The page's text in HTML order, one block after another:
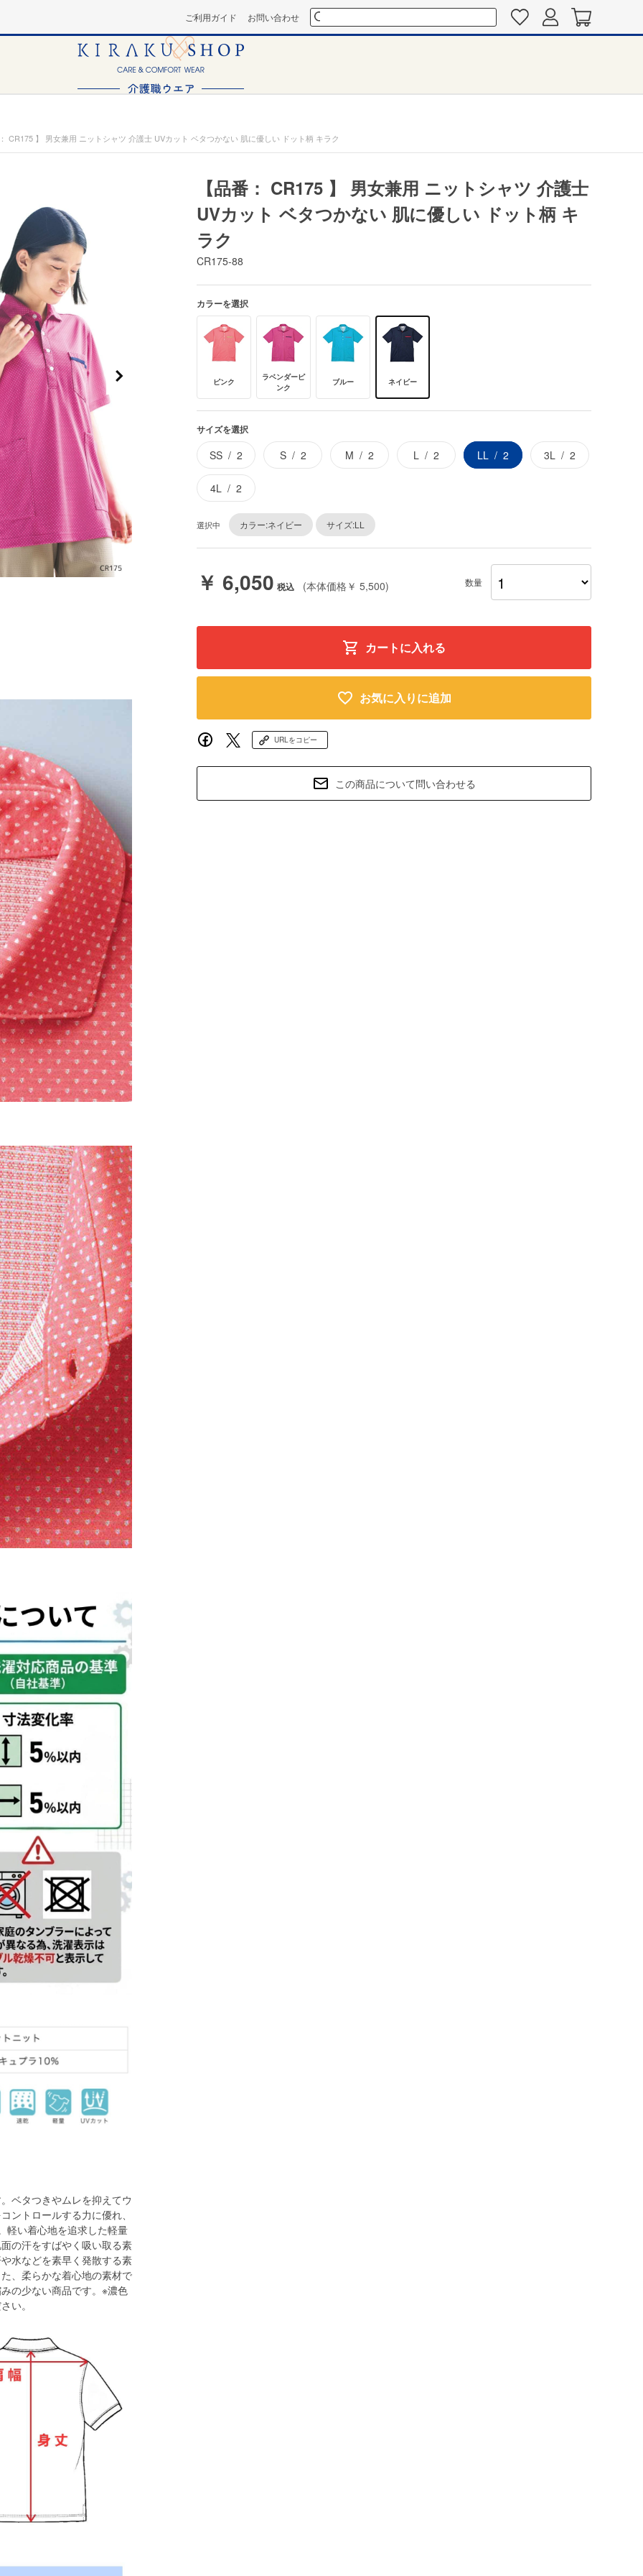
ご利用ガイド お問い合わせ
CR175 】 男女兼用 ニットシャツ 介護士 UVカット ベタつかない 肌に優しい ドット柄 キラク
ベタつきやムレを抑えてウ
ントロールする力に優れ、
軽い着心地を追求した軽量
の汗をすばやく吸い取る素
水などを素早く発散する素
、柔らかな着心地の素材で
の少ない商品です。※濃色
い。
【品番： CR175 】 男女兼用 ニットシャツ 介護士
UVカット ベタつかない 肌に優しい ドット柄 キ
ラク
CR175-88
カラーを選択
ピンク
ラベンダーピ
ンク
ブルー ネイビー
サイズを選択
SS 2 S 2 M 2 L 2 LL 2 3L 2
4L 2
選択中 カラー:ネイビー サイズ:LL
￥ 6,050 (本体価格￥ 5,500) 数量
カートに入れる
お気に入りに追加
URLをコピー
この商品について問い合わせる